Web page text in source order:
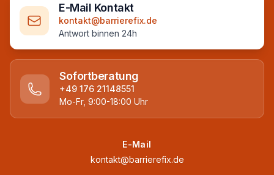
E-Mail Kontakt
kontakt@barrierefix.de
Antwort binnen 24h
Sofortberatung
+49 176 21148551
Mo-Fr, 9:00-18:00 Uhr
E-Mail
kontakt@barrierefix.de